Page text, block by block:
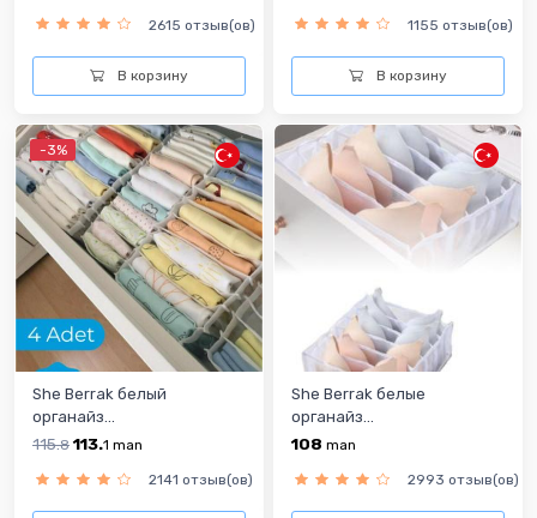
2615 отзыв(ов)
В корзину
1155 отзыв(ов)
В корзину
-3%
She Berrak белый
органайз...
115.8 113.1 man
2141 отзыв(ов)
She Berrak белые
органайз...
108 man
2993 отзыв(ов)